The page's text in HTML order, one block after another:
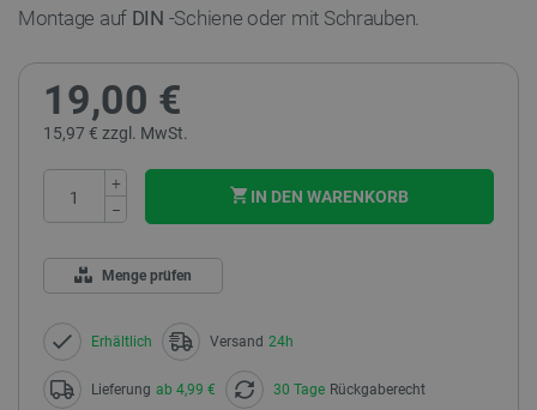
Montage auf DIN -Schiene oder mit Schrauben.
19,00 €
15,97 € zzgl. MwSt.
+
−
IN DEN WARENKORB
Menge prüfen
Erhältlich Versand 24h
Lieferung ab 4,99 € 30 Tage Rückgaberecht